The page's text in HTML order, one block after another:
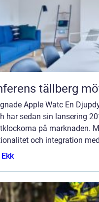
Apple Watc En
har sedan sin lansering
på marknaden.
och integration